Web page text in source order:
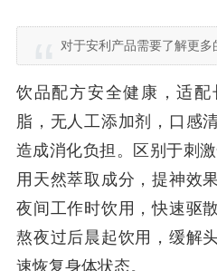
对于安利产品需要了解更多
饮品配方安全健康，适
脂，无人工添加剂，口感
造成消化负担。区别于刺
用天然萃取成分，提神效
夜间工作时饮用，快速驱
熬夜过后晨起饮用，缓解
速恢复身体状态。